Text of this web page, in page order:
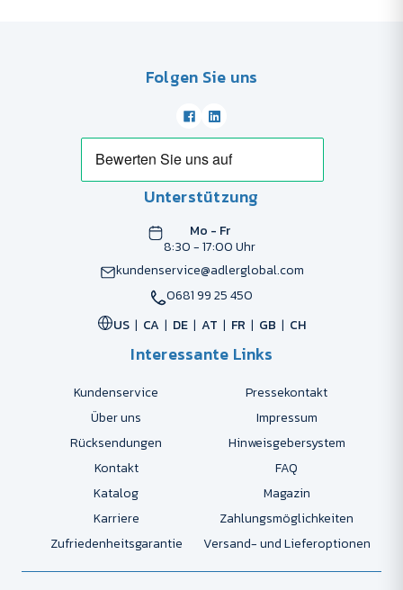
Folgen Sie uns
Unterstützung
Mo - Fr
8:30 - 17:00 Uhr
kundenservice@adlerglobal.com
0681 99 25 450
US
CA DE AT FR GB CH
Interessante Links
Kundenservice
Pressekontakt
Über uns
Impressum
Rücksendungen
Hinweisgebersystem
Kontakt
FAQ
Katalog
Magazin
Karriere
Zahlungsmöglichkeiten
Zufriedenheitsgarantie
Versand- und Lieferoptionen